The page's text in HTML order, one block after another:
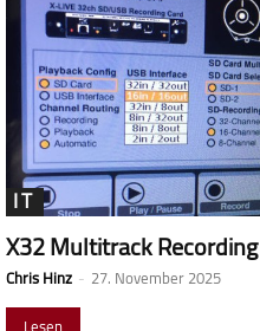
IT
X32 Multitrack
Chris Hinz - 27. November 2025